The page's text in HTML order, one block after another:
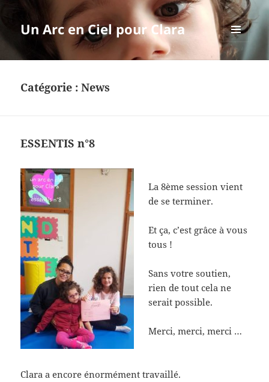
Un Arc en Ciel pour Clara
MENU
ET
Catégorie :News
ESSENTIS n°8
La 8ème session vient
de se terminer.
Et ça, c’est grâce à vous
tous !
Sans votre soutien,
rien de tout cela ne
serait possible.
Merci, merci, merci …
Clara a encore énormément travaillé.